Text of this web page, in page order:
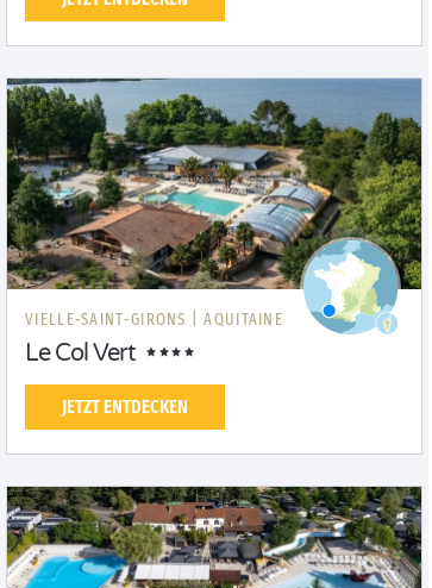
VIELLE-SAINT-GIRONS | AQUITAINE
Le Col Vert
JETZT ENTDECKEN